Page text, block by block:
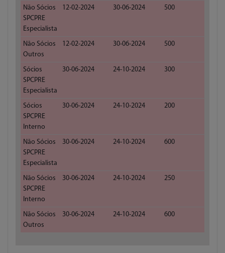
Não Sócios
SPCPRE
Especialista
12-02-2024 30-06-2024 500
Não Sócios
Outros
12-02-2024 30-06-2024 500
Sócios
SPCPRE
Especialista
30-06-2024 24-10-2024 300
Sócios
SPCPRE
Interno
30-06-2024 24-10-2024 200
Não Sócios
SPCPRE
Especialista
30-06-2024 24-10-2024 600
Não Sócios
SPCPRE
Interno
30-06-2024 24-10-2024 250
Não Sócios
Outros
30-06-2024 24-10-2024 600